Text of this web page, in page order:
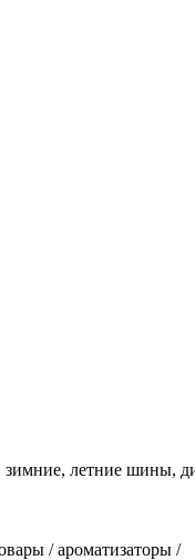
зимние, летние шины,
/ ароматизаторы /